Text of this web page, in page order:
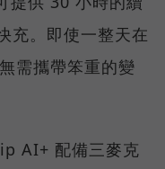
充。即使一整天在
需攜帶笨重的變
AI+ 配備三麥克